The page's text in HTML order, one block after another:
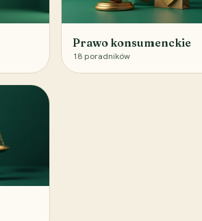
Prawo konsumenckie
18 poradników